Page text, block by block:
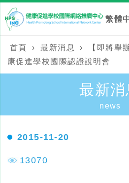
繁體
首頁 › 最新消息 ›
【即將舉
康促進學校國際認證說明會
最新消
news
13070
2015-11-20